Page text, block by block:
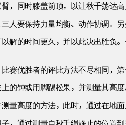
，同时膝盖前顶，以让秋千荡达
人要保持力量均衡、动作协调。
解的时间更久，并以此决出胜负
赛优胜者的评比方法不尽相同，
的钟或用脚踢松果，并测量其高
量高度的方法，此时，通过在地